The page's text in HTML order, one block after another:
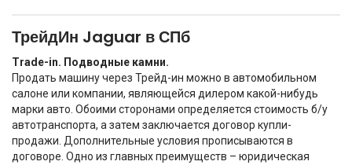
ТрейдИн Jaguar в СПб
Trade-in. Подводные камни.
Продать машину через Трейд-ин можно в автомобильном
салоне или компании, являющейся дилером какой-нибудь
марки авто. Обоими сторонами определяется стоимость б/у
автотранспорта, а затем заключается договор купли-
продажи. Дополнительные условия прописываются в
договоре. Одно из главных преимуществ – юридическая